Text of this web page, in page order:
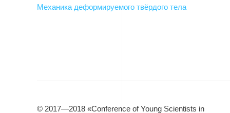
Механика деформируемого твёрдого тела
© 2017—2018 «Conference of Young Scientists in